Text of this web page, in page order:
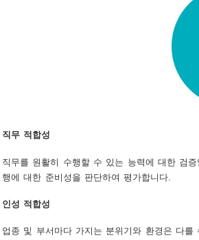
직무 적합성
직무를 원활히 수행할 수 있는 능력에 대한 검
행에 대한 준비성을 판단하여 평가합니다.
인성 적합성
업종 및 부서마다 가지는 분위기와 환경은 다